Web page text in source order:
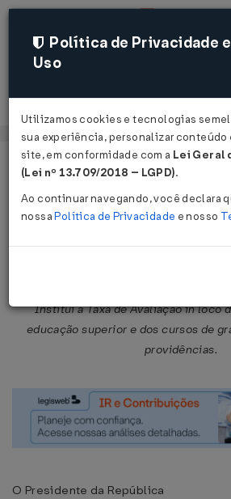
Página Inicial Legislações
Lei nº 10.870 de 19/
Publicado no DOU em 20
Institui a Taxa de Avaliação in loco
educação superior e dos cursos de
providências.
O Presidente da República
Política de Privacidade
Uso
Utilizamos cookies e tecnologias
sua experiência, personalizar conteúdo
site, em conformidade com a Lei Geral
(Lei nº 13.709/2018 – LGPD).
Ao continuar navegando, você declara
nossaPolítica de Privacidade e nosso